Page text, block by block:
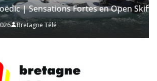
Sensations Fortes en Open Skiff
Télé